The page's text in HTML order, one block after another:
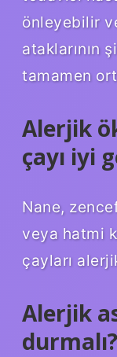
önleyebilir
ataklarının
tamamen
Alerjik
çayı iyi
Nane,
veya hatmi
çayları
Alerjik
durmalı?